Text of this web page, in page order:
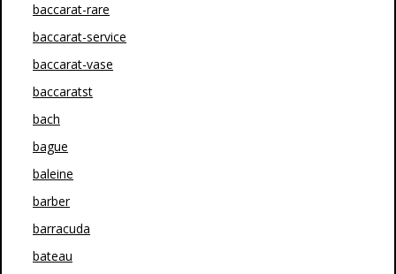
baccarat-rare
baccarat-service
baccarat-vase
baccaratst
bach
bague
baleine
barber
barracuda
bateau